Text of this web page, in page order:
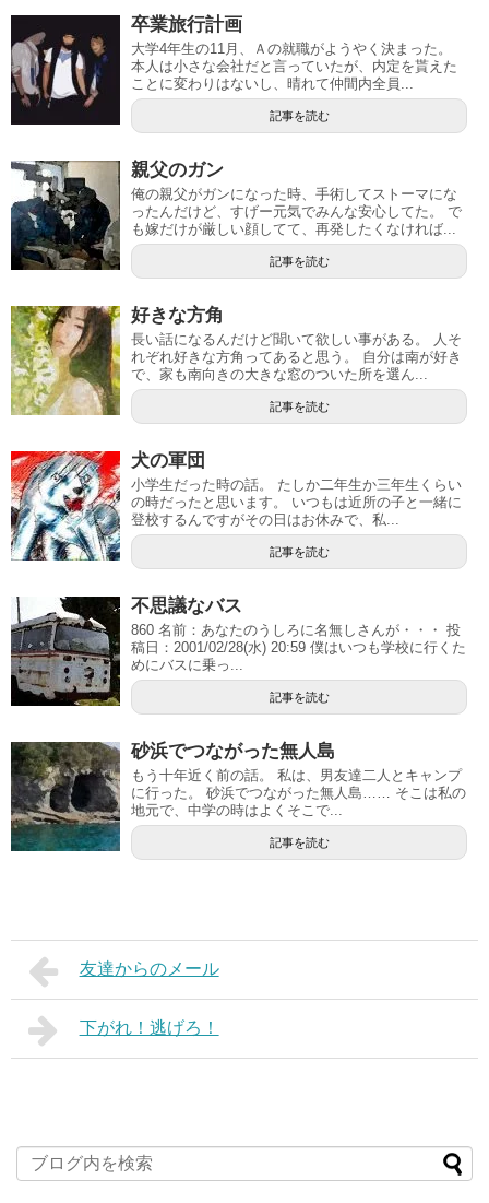
卒業旅行計画
大学4年生の11月、Ａの就職がようやく決まった。
本人は小さな会社だと言っていたが、内定を貰えた
ことに変わりはないし、晴れて仲間内全員...
記事を読む
親父のガン
俺の親父がガンになった時、手術してストーマにな
ったんだけど、すげー元気でみんな安心してた。 で
も嫁だけが厳しい顔してて、再発したくなければ...
記事を読む
好きな方角
長い話になるんだけど聞いて欲しい事がある。 人そ
れぞれ好きな方角ってあると思う。 自分は南が好き
で、家も南向きの大きな窓のついた所を選ん...
記事を読む
犬の軍団
小学生だった時の話。 たしか二年生か三年生くらい
の時だったと思います。 いつもは近所の子と一緒に
登校するんですがその日はお休みで、私...
記事を読む
不思議なバス
860 名前：あなたのうしろに名無しさんが・・・ 投
稿日：2001/02/28(水) 20:59 僕はいつも学校に行くた
めにバスに乗っ...
記事を読む
砂浜でつながった無人島
もう十年近く前の話。 私は、男友達二人とキャンプ
に行った。 砂浜でつながった無人島…… そこは私の
地元で、中学の時はよくそこで...
記事を読む
友達からのメール
下がれ！逃げろ！